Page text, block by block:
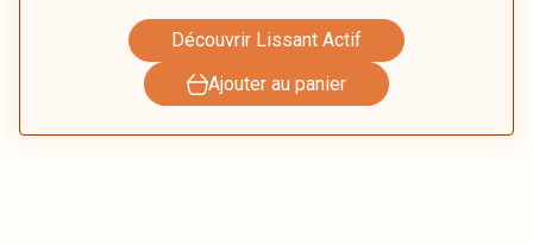
Découvrir Lissant Actif
Ajouter au panier